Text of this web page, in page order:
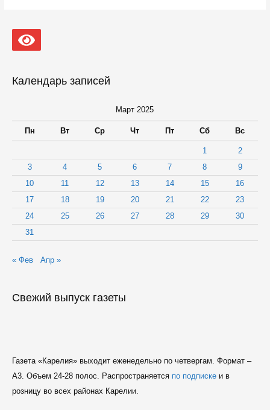
отремонтировали
поликлинику
Календарь записей
Март 2025
Пн Вт Ср Чт Пт Сб Вс
1
2
3
4 5 6 7 8
9
10
11 12 13 14 15
16
17
18 19 20 21 22
23
24
25 26 27 28 29
30
31
« Фев Апр »
Свежий выпуск газеты
Газета «Карелия» выходит еженедельно по четвергам. Формат –
A3. Объем 24-28 полос. Распространяется по подпискеи в
розницу во всех районах Карелии.